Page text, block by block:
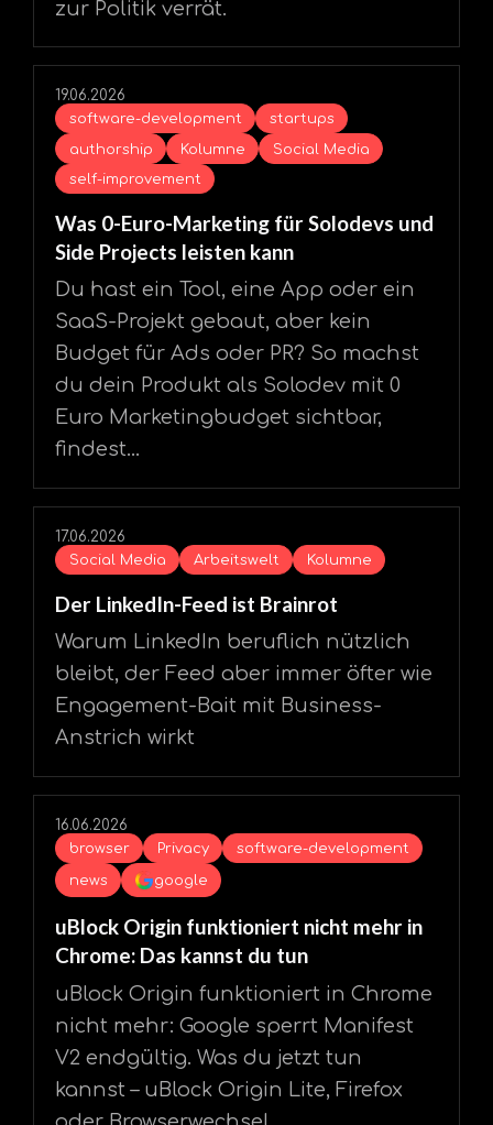
zur Politik verrät.
19.06.2026
software-development
startups
authorship
Kolumne
Social Media
self-improvement
Was 0-Euro-Marketing für Solodevs und
Side Projects leisten kann
Du hast ein Tool, eine App oder ein
SaaS-Projekt gebaut, aber kein
Budget für Ads oder PR? So machst
du dein Produkt als Solodev mit 0
Euro Marketingbudget sichtbar,
findest...
17.06.2026
Social Media
Arbeitswelt Kolumne
Der LinkedIn-Feed ist Brainrot
Warum LinkedIn beruflich nützlich
bleibt, der Feed aber immer öfter wie
Engagement-Bait mit Business-
Anstrich wirkt
16.06.2026
browser
Privacy
software-development
news
google
uBlock Origin funktioniert nicht mehr in
Chrome: Das kannst du tun
uBlock Origin funktioniert in Chrome
nicht mehr: Google sperrt Manifest
V2 endgültig. Was du jetzt tun
kannst – uBlock Origin Lite, Firefox